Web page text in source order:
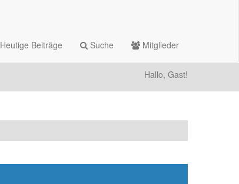
Heutige Beiträge Suche Mitglieder
Hallo, Gast!